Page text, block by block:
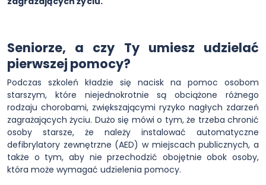
Seniorze, a czy Ty umiesz udzielać
pierwszej pomocy?
Podczas szkoleń kładzie się nacisk na pomoc osobom
starszym, które niejednokrotnie są obciążone różnego
rodzaju chorobami, zwiększającymi ryzyko nagłych zdarzeń
zagrażających życiu. Dużo się mówi o tym, że trzeba chronić
osoby starsze, że należy instalować automatyczne
defibrylatory zewnętrzne (AED) w miejscach publicznych, a
także o tym, aby nie przechodzić obojętnie obok osoby,
która może wymagać udzielenia pomocy.